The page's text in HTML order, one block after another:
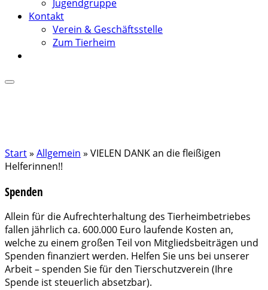
Jugendgruppe
Kontakt
Verein & Geschäftsstelle
Zum Tierheim
Start» Allgemein » VIELEN DANK an die fleißigen
Helferinnen!!
Spenden
Allein für die Aufrechterhaltung des Tierheimbetriebes
fallen jährlich ca. 600.000 Euro laufende Kosten an,
welche zu einem großen Teil von Mitgliedsbeiträgen und
Spenden finanziert werden. Helfen Sie uns bei unserer
Arbeit – spenden Sie für den Tierschutzverein (Ihre
Spende ist steuerlich absetzbar).